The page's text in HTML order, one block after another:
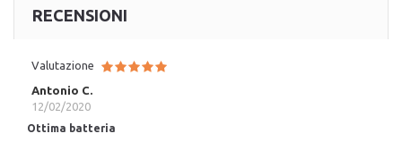
RECENSIONI
Valutazione
Antonio C.
12/02/2020
Ottima batteria